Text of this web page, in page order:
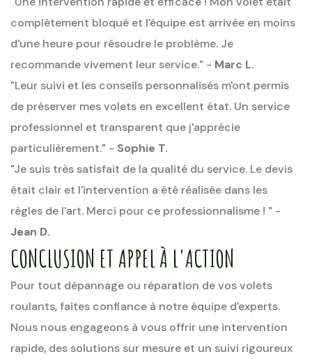
complètement bloqué et l'équipe est arrivée en moins
d'une heure pour résoudre le problème. Je
recommande vivement leur service." - Marc L.
"Leur suivi et les conseils personnalisés m'ont permis
de préserver mes volets en excellent état. Un service
professionnel et transparent que j'apprécie
particulièrement." - Sophie T.
"Je suis très satisfait de la qualité du service. Le devis
était clair et l'intervention a été réalisée dans les
règles de l'art. Merci pour ce professionnalisme ! " -
Jean D.
CONCLUSION ET APPEL À L'ACTION
Pour tout dépannage ou réparation de vos volets
roulants, faites confiance à notre équipe d'experts.
Nous nous engageons à vous offrir une intervention
rapide, des solutions sur mesure et un suivi rigoureux